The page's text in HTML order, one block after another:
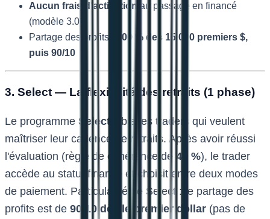
Aucun frais d'activation au passage en financé
(modèle 3.0)
Partage des profits :
100 % des 15 000 premiers $,
puis 90/10
3. Select — La flexibilité des retraits (1 phase)
Le programme Select
cible les traders qui veulent
maîtriser leur cadence de retraits. Après avoir réussi
l'évaluation (règle de cohérence de 40 %), le trader
accède au statut financé et choisit entre deux modes
de paiement. Particularité de Select : le partage des
profits est de 90/10 dès le premier dollar (pas de